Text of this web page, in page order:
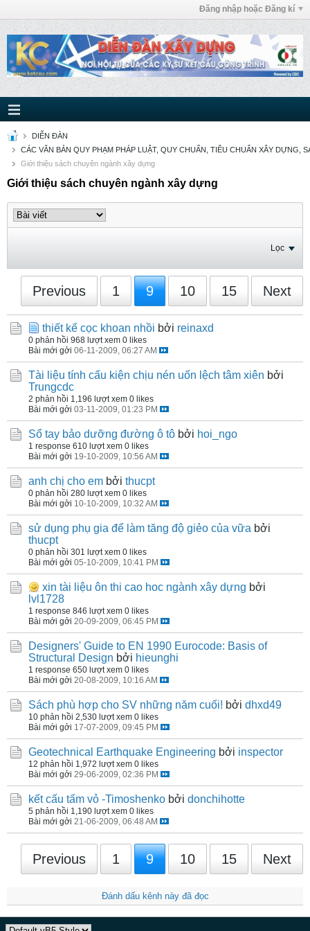
Đăng nhập hoặc Đăng kí
DIỄN ĐÀN
CÁC VĂN BẢN QUY PHẠM PHÁP LUẬT, QUY CHUẨN, TIÊU CHUẨN XÂY DỰNG,
Giới thiệu sách chuyên ngành xây dựng
Giới thiệu sách chuyên ngành xây dựng
Lọc
Previous 1 9 10 15 Next
thiết kế cọc khoan nhồi bởi reinaxd
0 phản hồi 968 lượt xem 0 likes
Bài mới gởi 06-11-2009, 06:27 AM
Tài liệu tính cấu kiện chịu nén uốn lệch tâm xiên bởi
Trungcdc
2 phản hồi 1,196 lượt xem 0 likes
Bài mới gởi 03-11-2009, 01:23 PM
Sổ tay bảo dưỡng đường ô tô bởi hoi_ngo
1 response 610 lượt xem 0 likes
Bài mới gởi 19-10-2009, 10:56 AM
anh chị cho em bởi thucpt
0 phản hồi 280 lượt xem 0 likes
Bài mới gởi 10-10-2009, 10:32 AM
sử dụng phụ gia để làm tăng độ giẻo của vữa bởi
thucpt
0 phản hồi 301 lượt xem 0 likes
Bài mới gởi 05-10-2009, 10:41 PM
xin tài liệu ôn thi cao hoc ngành xây dựng bởi
lvl1728
1 response 846 lượt xem 0 likes
Bài mới gởi 20-09-2009, 06:45 PM
Designers' Guide to EN 1990 Eurocode: Basis of
Structural Design bởi hieunghi
1 response 650 lượt xem 0 likes
Bài mới gởi 20-08-2009, 10:16 AM
Sách phù hợp cho SV những năm cuối! bởi dhxd49
10 phản hồi 2,530 lượt xem 0 likes
Bài mới gởi 17-07-2009, 09:45 PM
Geotechnical Earthquake Engineering bởi inspector
12 phản hồi 1,972 lượt xem 0 likes
Bài mới gởi 29-06-2009, 02:36 PM
kết cấu tấm vỏ -Timoshenko bởi donchihotte
5 phản hồi 1,190 lượt xem 0 likes
Bài mới gởi 21-06-2009, 06:48 AM
Previous 1 9 10 15 Next
Đánh dấu kênh này đã đọc